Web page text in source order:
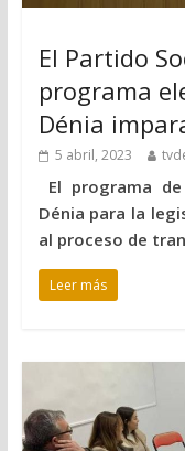
El Partido
programa
Dénia
5 abril, 2023
El programa
Dénia para la
al proceso de
Leer más